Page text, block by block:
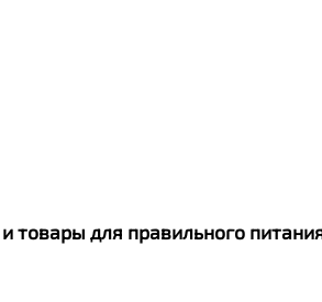
товары для правильного